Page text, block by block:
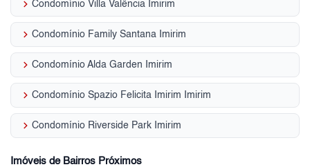
keyboard_arrow_right Condomínio Villa Valência Imirim
keyboard_arrow_right Condomínio Family Santana Imirim
keyboard_arrow_right Condomínio Alda Garden Imirim
keyboard_arrow_right Condomínio Spazio Felicita Imirim Imirim
keyboard_arrow_right Condomínio Riverside Park Imirim
Imóveis de Bairros Próximos